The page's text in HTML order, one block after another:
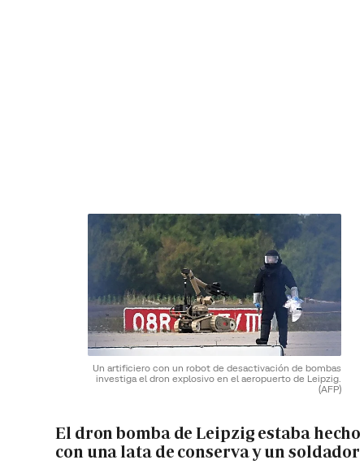
Un artificiero con un robot de desactivación de bombas
investiga el dron explosivo en el aeropuerto de Leipzig.
(AFP)
El dron bomba de Leipzig estaba hecho
con una lata de conserva y un soldador